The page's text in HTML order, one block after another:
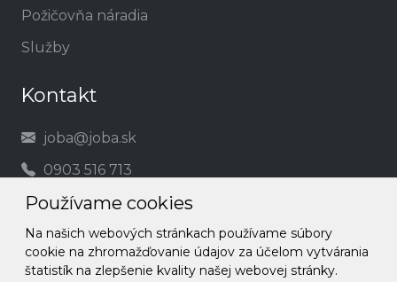
Používame cookies
Na našich webových stránkach používame súbory
cookie na zhromažďovanie údajov za účelom vytvárania
štatistík na zlepšenie kvality našej webovej stránky.
Požičovňa náradia
Služby
Kontakt
joba@joba.sk
0903 516 713
Facebook